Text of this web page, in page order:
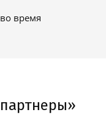
время